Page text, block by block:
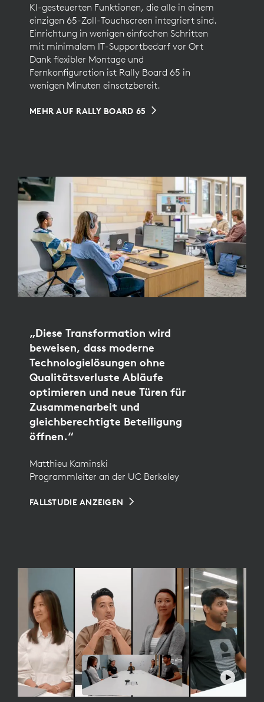
KI-gesteuerten Funktionen, die alle in einem
einzigen 65-Zoll-Touchscreen integriert sind.
Einrichtung in wenigen einfachen Schritten
mit minimalem IT-Supportbedarf vor Ort
Dank flexibler Montage und
Fernkonfiguration ist Rally Board 65 in
wenigen Minuten einsatzbereit.
MEHR AUF RALLY BOARD 65
„Diese Transformation wird
beweisen, dass moderne
Technologielösungen ohne
Qualitätsverluste Abläufe
optimieren und neue Türen für
Zusammenarbeit und
gleichberechtigte Beteiligung
öffnen.“
Matthieu Kaminski
Programmleiter an der UC Berkeley
FALLSTUDIE ANZEIGEN